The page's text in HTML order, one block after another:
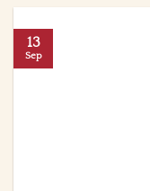
13
Sep